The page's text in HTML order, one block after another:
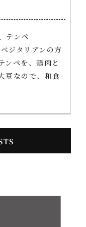
テンペ
ジタリアンの方
ンペを、鶏肉と
豆なので、和食